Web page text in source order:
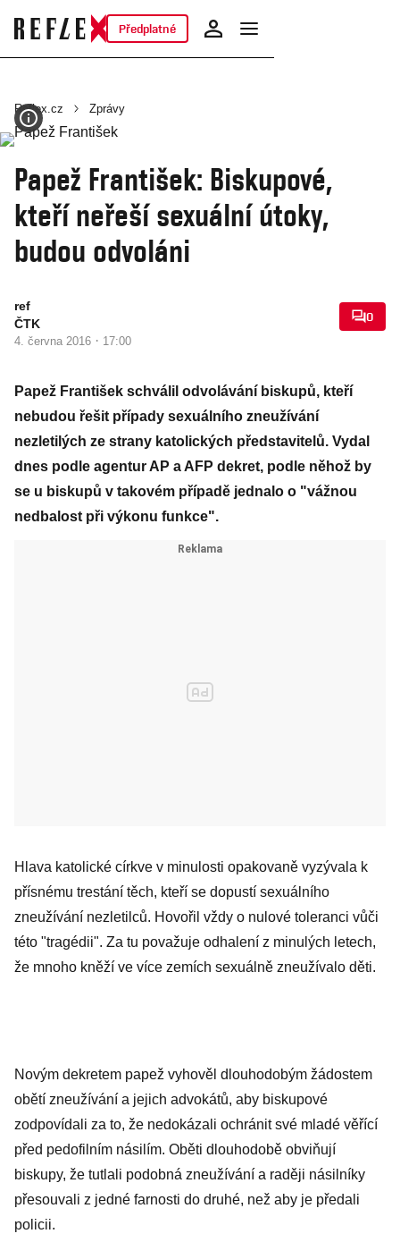
Předplatné
Reflex.cz Zprávy
Papež František: Biskupové,
kteří neřeší sexuální útoky,
budou odvoláni
ref
ČTK
4. června 2016 · 17:00
0
Papež František schválil odvolávání biskupů, kteří
nebudou řešit případy sexuálního zneužívání
nezletilých ze strany katolických představitelů. Vydal
dnes podle agentur AP a AFP dekret, podle něhož by
se u biskupů v takovém případě jednalo o "vážnou
nedbalost při výkonu funkce".
Hlava katolické církve v minulosti opakovaně vyzývala k
přísnému trestání těch, kteří se dopustí sexuálního
zneužívání nezletilců. Hovořil vždy o nulové toleranci vůči
této "tragédii". Za tu považuje odhalení z minulých letech,
že mnoho kněží ve více zemích sexuálně zneužívalo děti.
Novým dekretem papež vyhověl dlouhodobým žádostem
obětí zneužívání a jejich advokátů, aby biskupové
zodpovídali za to, že nedokázali ochránit své mladé věřící
před pedofilním násilím. Oběti dlouhodobě obviňují
biskupy, že tutlali podobná zneužívání a raději násilníky
přesouvali z jedné farnosti do druhé, než aby je předali
policii.